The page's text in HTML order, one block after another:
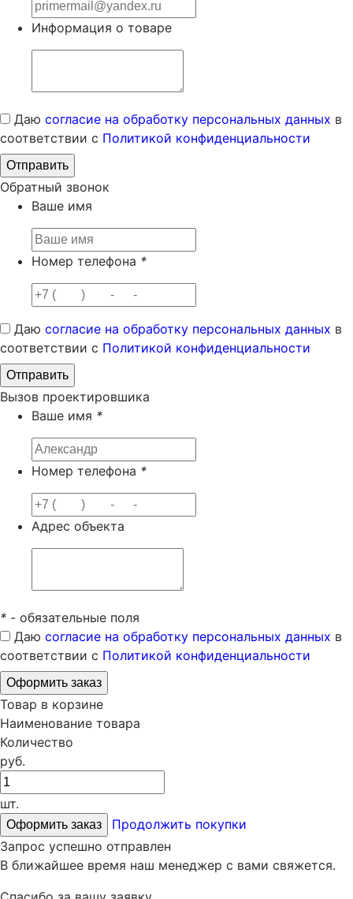
Информация о товаре
Даю согласие на обработку персональных данных в
соответствии с Политикой конфиденциальности
Обратный звонок
Ваше имя
Номер телефона *
Даю согласие на обработку персональных данных в
соответствии с Политикой конфиденциальности
Вызов проектировшика
Ваше имя *
Номер телефона *
Адрес объекта
* - обязательные поля
Даю согласие на обработку персональных данных в
соответствии с Политикой конфиденциальности
Товар в корзине
Наименование товара
Количество
руб.
шт.
Продолжить покупки
Запрос успешно отправлен
В ближайшее время наш менеджер с вами свяжется.